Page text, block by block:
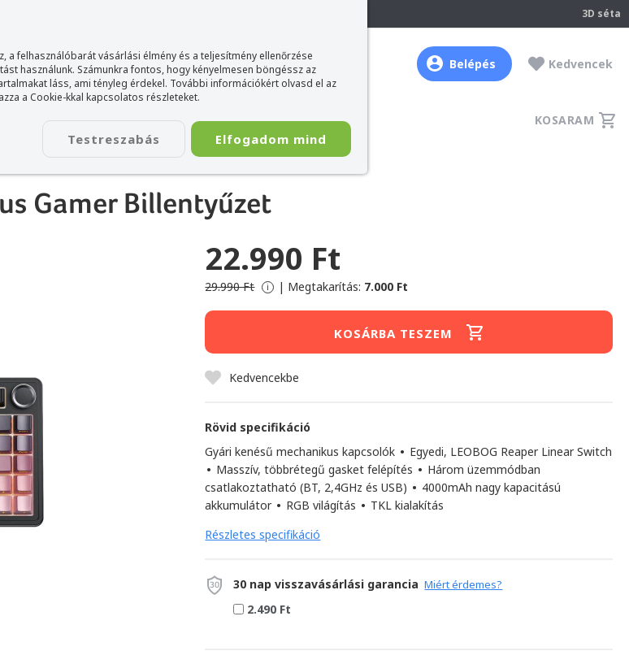
a felhasználóbarát vásárlási élmény és a teljesítmény ellenőrzése
használunk. Számunkra fontos, hogy kényelmesen böngéssz az
láss, ami tényleg érdekel. További információkért olvasd el az
a Cookie-kkal kapcsolatos részleteket.
Testreszabás Elfogadom mind
3D séta
Belépés Kedvencek
KIEGÉSZÍTŐ KAPCSOLAT KOSARAM
Gamer Billentyűzet
22.990 Ft
29.990 Ft i | Megtakarítás: 7.000 Ft
KOSÁRBA TESZEM
Kedvencekbe
Rövid specifikáció
Gyári kenésű mechanikus kapcsolók • Egyedi, LEOBOG Reaper Linear Switch
• Masszív, többrétegű gasket felépítés • Három üzemmódban
csatlakoztatható (BT, 2,4GHz és USB) • 4000mAh nagy kapacitású
akkumulátor • RGB világítás • TKL kialakítás
Részletes specifikáció
30 nap visszavásárlási garancia Miért érdemes?
2.490 Ft